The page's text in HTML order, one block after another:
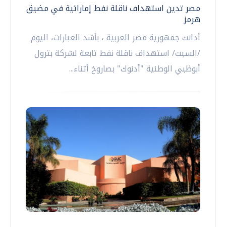
مصر تدين استهداف ناقلة نفط إماراتية في مضيق
هرمز
أدانت جمهورية مصر العربية ، بأشد العبارات، اليوم
/السبت/ استهداف ناقلة نفط تابعة لشركة بترول
أبوظبي الوطنية "أدنوك" بصاروخ أثناء...